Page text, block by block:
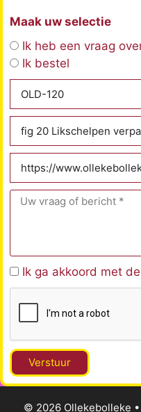
Maak uw selectie
Ik heb een vraag
Ik bestel
Ik ga akkoord met de
Verstuur
© 2026 Ollekebolleke